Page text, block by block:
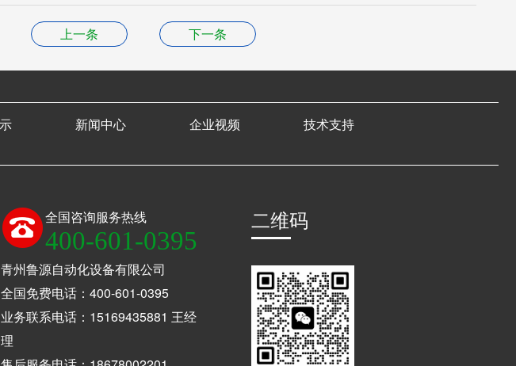
上一条 下一条
新闻中心 企业视频
技术支持
全国咨询服务热线
400-601-0395
青州鲁源自动化设备有限公司
全国免费电话：400-601-0395
业务联系电话：15169435881 王经
理
二维码